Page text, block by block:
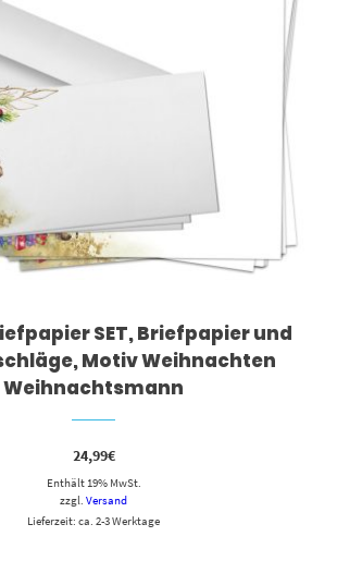
SET, Briefpapier und
Motiv Weihnachten
Weihnachtsmann
24,99€
Enthält 19% MwSt.
zzgl. Versand
Lieferzeit: ca. 2-3 Werktage